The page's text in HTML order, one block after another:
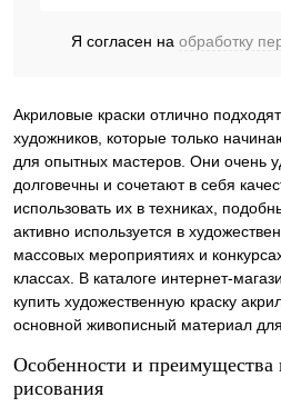
Я согласен на обработку
Акриловые краски отлично
художников, которые только
для опытных мастеров. Они очень
долговечны и сочетают в себя
использовать их в техниках,
активно используется в
массовых мероприятиях и
классах. В каталоге интернет-
купить художественную краску
основной живописный материал
Особенности и преимущества
рисования